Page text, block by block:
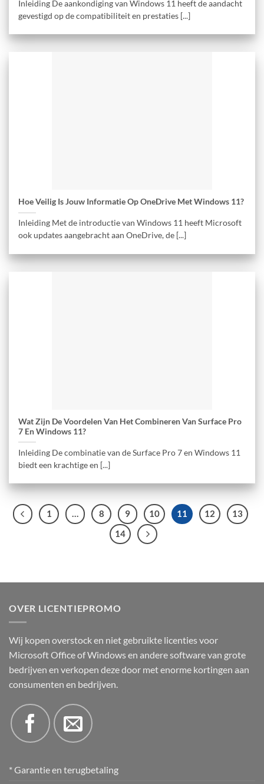
Inleiding De aankondiging van Windows 11 heeft de aandacht
gevestigd op de compatibiliteit en prestaties [...]
Hoe Veilig Is Jouw Informatie Op OneDrive Met Windows 11?
Inleiding Met de introductie van Windows 11 heeft Microsoft
ook updates aangebracht aan OneDrive, de [...]
Wat Zijn De Voordelen Van Het Combineren Van Surface Pro
7 En Windows 11?
Inleiding De combinatie van de Surface Pro 7 en Windows 11
biedt een krachtige en [...]
1 … 8 9 10 11 12
13
14
OVER LICENTIEPROMO
Wij kopen overstock en niet gebruikte licenties voor
Microsoft Office of Windows en andere software van grote
bedrijven en verkopen deze door met enorme kortingen aan
consumenten en bedrijven.
* Garantie en terugbetaling